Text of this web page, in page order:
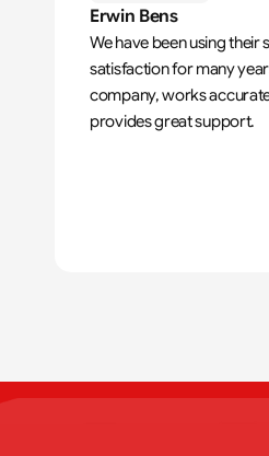
Erwin Bens
We have been using
satisfaction for many
company, works
provides great support.